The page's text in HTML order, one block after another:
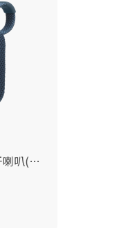
叭(藍